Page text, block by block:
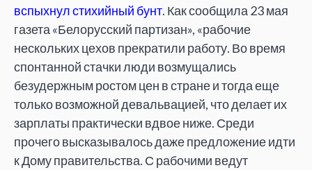
вспыхнул стихийный бунт. Как сообщила 23 мая
газета «Белорусский партизан», «рабочие
нескольких цехов прекратили работу. Во время
спонтанной стачки люди возмущались
безудержным ростом цен в стране и тогда еще
только возможной девальвацией, что делает их
зарплаты практически вдвое ниже. Среди
прочего высказывалось даже предложение идти
к Дому правительства. С рабочими ведут